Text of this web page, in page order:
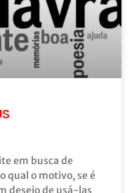
em busca de
qual o motivo, se é
desejo de usá-las